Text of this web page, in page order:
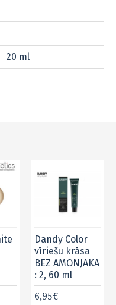
20 ml
Dandy Color
vīriešu krāsa
BEZ AMONJAKA
: 2, 60 ml
6,95€